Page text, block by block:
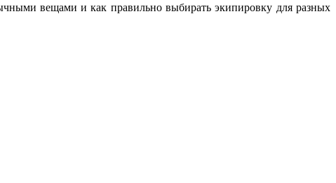
вещами и как правильно выбирать экипировку для разных